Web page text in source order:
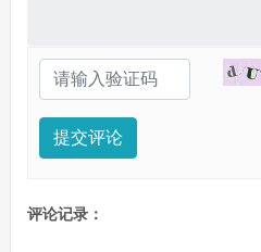
提交评论
评论记录：